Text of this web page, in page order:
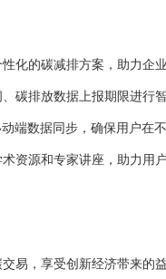
化的碳减排方案，助力企
碳排放数据上报期限进行
端数据同步，确保用户在
资源和专家讲座，助力用
易，享受创新经济带来的